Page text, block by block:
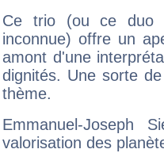
Ce trio (ou ce duo
inconnue) offre un
amont d'une
dignités. Une sorte
thème.
Emmanuel-Joseph
valorisation des